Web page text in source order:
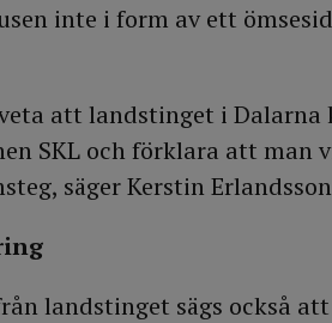
inte i form av ett
att landstinget i
SKL och förklara att man
säger Kerstin
landstinget sägs också